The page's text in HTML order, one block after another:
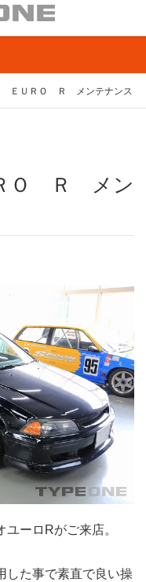
ＥＵＲＯ Ｒ メンテナンス
ーロRがご来店。
した事で素直で良い操